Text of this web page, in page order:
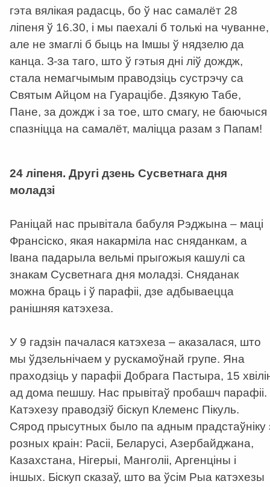
гэта вялікая радасць, бо ў нас самалёт 28
ліпеня ў 16.30, і мы паехалі б толькі на чуванне,
але не змаглі б быць на Імшы ў нядзелю да
канца. З-за таго, што ў гэтыя дні ліў дождж,
стала немагчымым праводзіць сустрэчу са
Святым Айцом на Гуарацібе. Дзякую Табе,
Пане, за дождж і за тое, што смагу, не баючыся
спазніцца на самалёт, маліцца разам з Папам!
24 ліпеня. Другі дзень Сусветнага дня
моладзі
Раніцай нас прывітала бабуля Рэджына – маці
Франсіско, якая накарміла нас сняданкам, а
Івана падарыла вельмі прыгожыя кашулі са
знакам Сусветнага дня моладзі. Сняданак
можна браць і ў парафіі, дзе адбываецца
ранішняя катэхеза.
У 9 гадзін пачалася катэхеза – аказалася, што
мы ўдзельнічаем у рускамоўнай групе. Яна
праходзіць у парафіі Добрага Пастыра, 15
ад дома пешшу. Нас прывітаў пробашч парафіі.
Катэхезу праводзіў біскуп Клеменс Пікуль.
Сярод прысутных было па адным прадстаўніку
розных краін: Расіі, Беларусі, Азербайджана,
Казахстана, Нігерыі, Манголіі, Аргенціны і
іншых. Біскуп сказаў, што ва ўсім Рыа катэхезы